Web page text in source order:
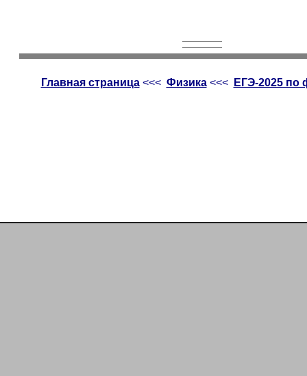
Главная страница<<< Физика<<< ЕГЭ-2025 по